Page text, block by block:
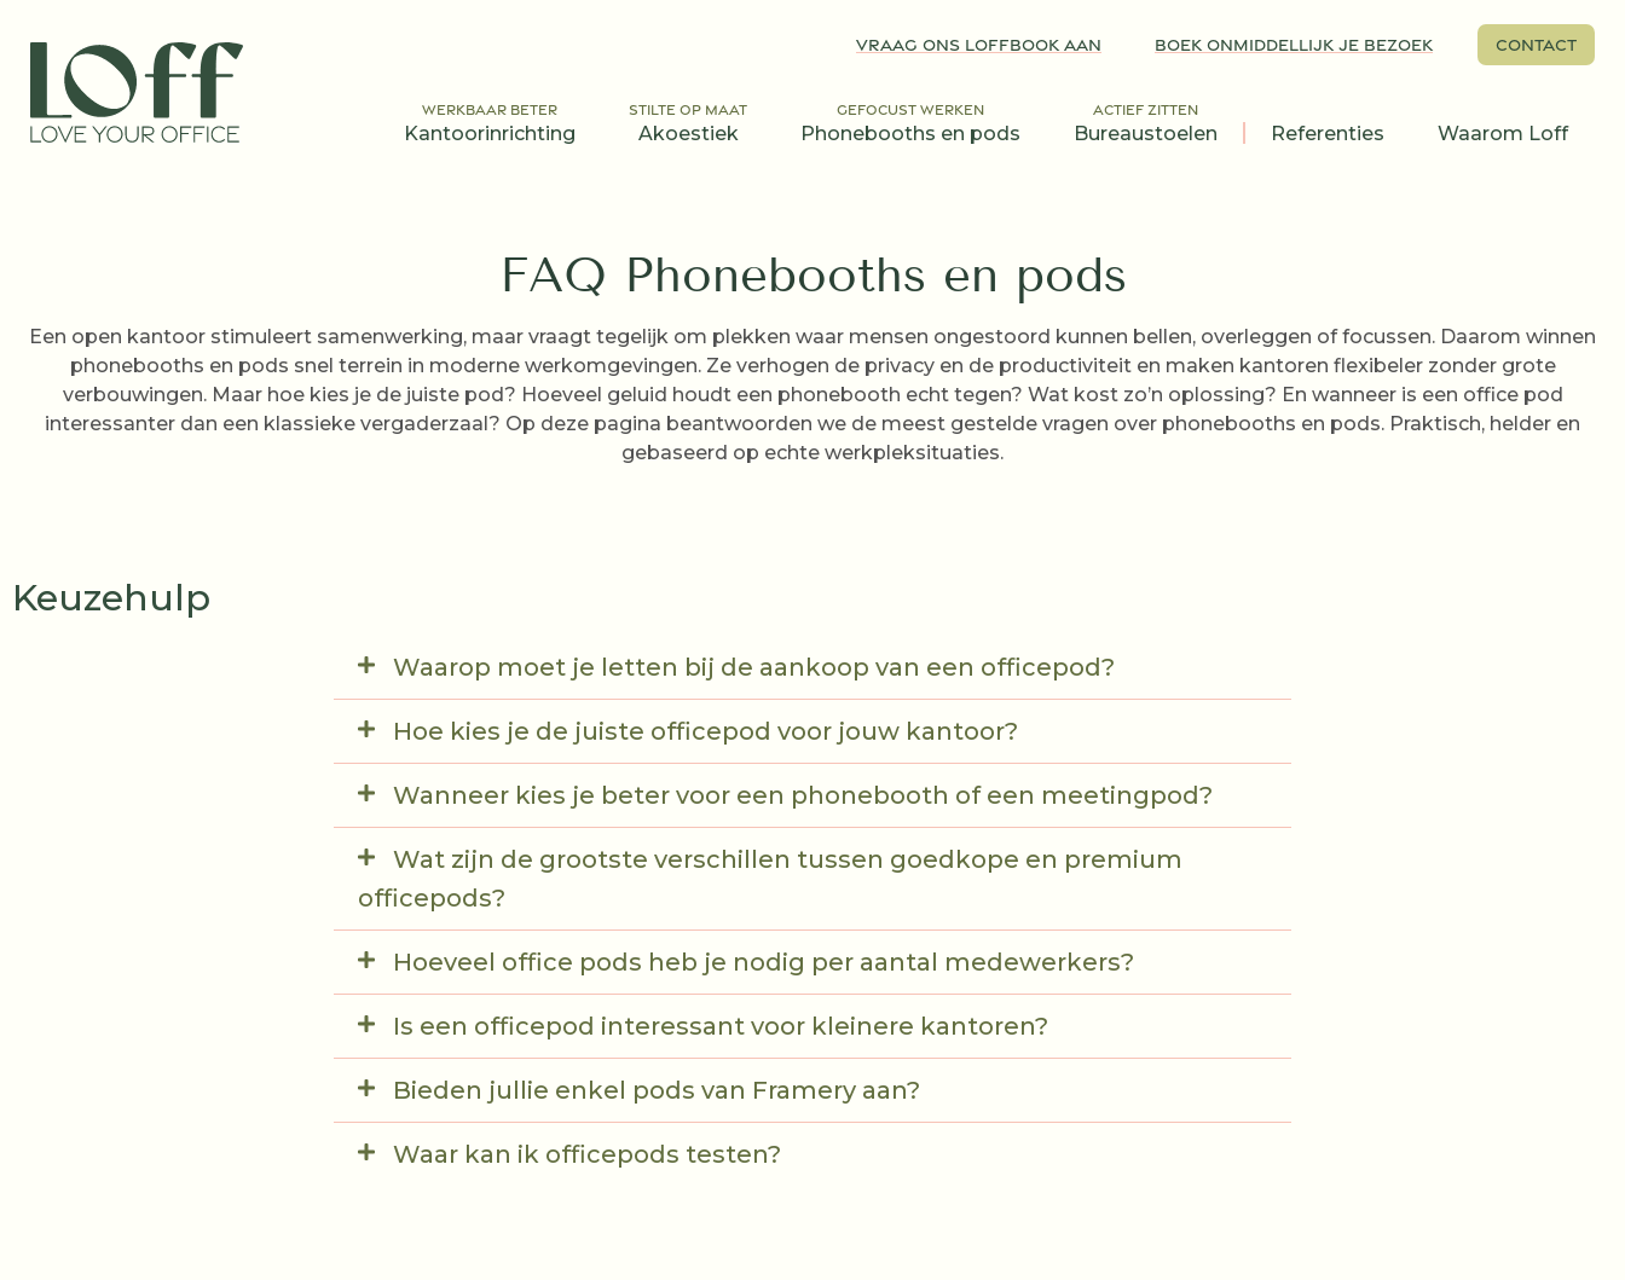
VRAAG ONS LOFFBOOK AAN BOEK ONMIDDELLIJK JE BEZOEK CONTACT
WERKBAAR BETER
Kantoorinrichting
STILTE OP MAAT
Akoestiek
GEFOCUST WERKEN
Phonebooths en pods
ACTIEF ZITTEN
Bureaustoelen Referenties Waarom Loff
FAQ Phonebooths en pods
Een open kantoor stimuleert samenwerking, maar vraagt tegelijk om plekken waar mensen ongestoord kunnen bellen, overleggen of focussen. Daarom winnen
phonebooths en pods snel terrein in moderne werkomgevingen. Ze verhogen de privacy en de productiviteit en maken kantoren flexibeler zonder grote
verbouwingen. Maar hoe kies je de juiste pod? Hoeveel geluid houdt een phonebooth echt tegen? Wat kost zo’n oplossing? En wanneer is een office pod
interessanter dan een klassieke vergaderzaal? Op deze pagina beantwoorden we de meest gestelde vragen over phonebooths en pods. Praktisch, helder en
gebaseerd op echte werkpleksituaties.
Keuzehulp
Waarop moet je letten bij de aankoop van een officepod?
Hoe kies je de juiste officepod voor jouw kantoor?
Wanneer kies je beter voor een phonebooth of een meetingpod?
Wat zijn de grootste verschillen tussen goedkope en premium
officepods?
Hoeveel office pods heb je nodig per aantal medewerkers?
Is een officepod interessant voor kleinere kantoren?
Bieden jullie enkel pods van Framery aan?
Waar kan ik officepods testen?